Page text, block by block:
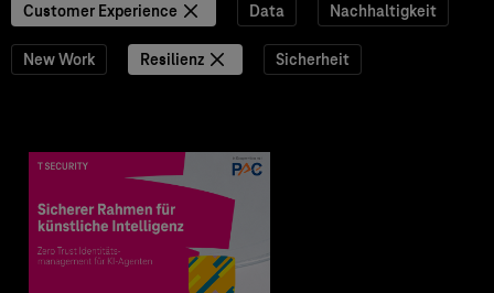
Customer Experience Data Nachhaltigkeit
New Work Resilienz Sicherheit